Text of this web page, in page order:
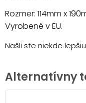
Rozmer: 114mm x
Vyrobené v EU.
Našli ste niekde
Alternatívny